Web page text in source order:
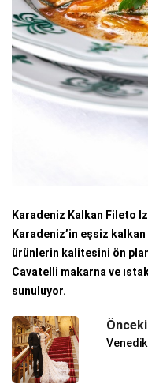
Karadeniz Kalkan Fileto
Karadeniz’in eşsiz
ürünlerin kalitesini ön
Cavatelli makarna ve
sunuluyor.